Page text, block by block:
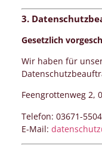
3.
Gesetzlich
Wir haben für
Feengrottenweg 2,
Telefon: 03671-
E-Mail: